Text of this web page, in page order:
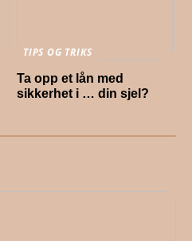
TIPS OG TRIKS
Ta opp et lån med
sikkerhet i … din sjel?